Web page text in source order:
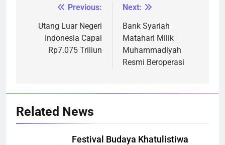
Navigasi
pos
Previous:
Utang Luar Negeri
Indonesia Capai
Rp7.075 Triliun
Next:
Bank Syariah
Matahari Milik
Muhammadiyah
Resmi Beroperasi
Related News
Festival Budaya Khatulistiwa